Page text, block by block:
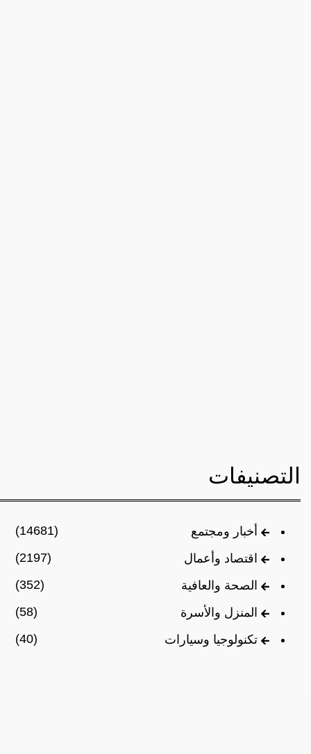
التصنيفات
أخبار ومجتمع
(14681)
اقتصاد وأعمال
(2197)
الصحة والعافية
(352)
المنزل والأسرة
(58)
تكنولوجيا وسيارات
(40)